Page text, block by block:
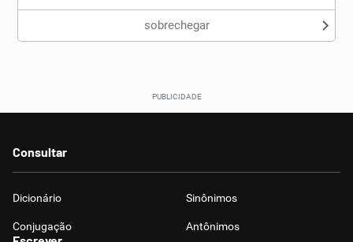
sobrechegar
Consultar
Dicionário Sinônimos
Conjugação Antônimos